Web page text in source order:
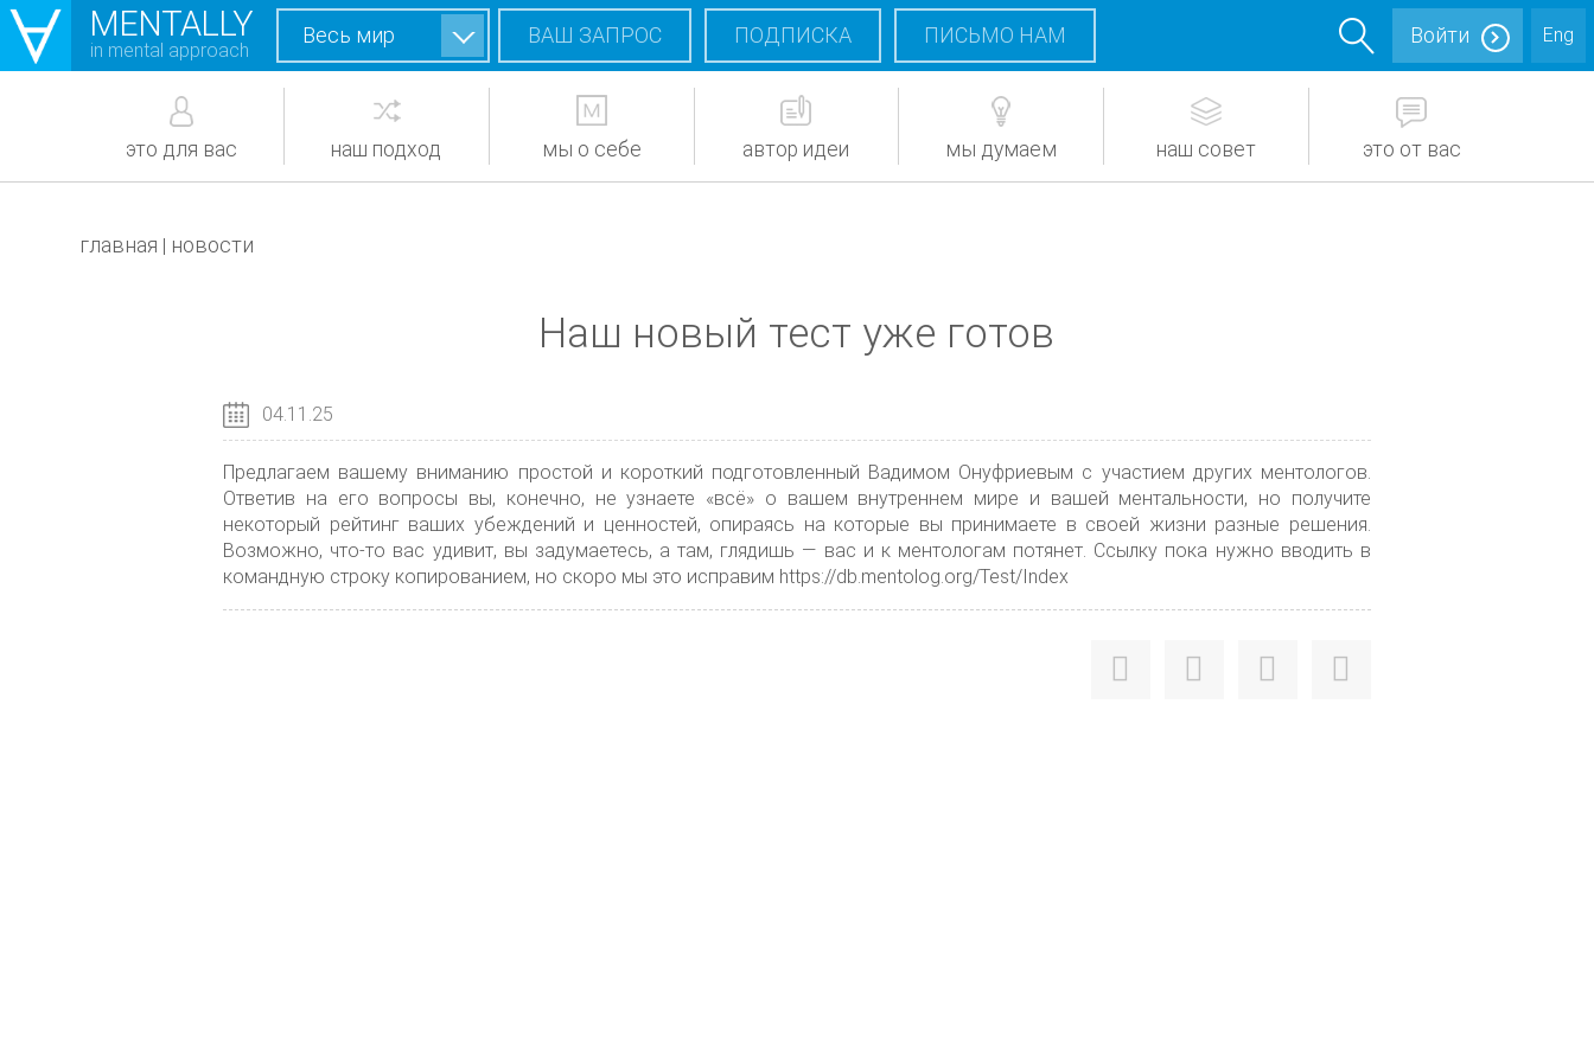
MENTALLY
in mental approach
Весь мир ВАШ ЗАПРОС ПОДПИСКА ПИСЬМО НАМ Eng
Войти
это для вас наш подход мы о себе автор идеи мы думаем наш совет это от вас
главная | новости
Наш новый тест уже готов
04.11.25
Предлагаем вашему вниманию простой и короткий подготовленный Вадимом Онуфриевым с участием других ментологов.
Ответив на его вопросы вы, конечно, не узнаете «всё» о вашем внутреннем мире и вашей ментальности, но получите
некоторый рейтинг ваших убеждений и ценностей, опираясь на которые вы принимаете в своей жизни разные решения.
Возможно, что-то вас удивит, вы задумаетесь, а там, глядишь — вас и к ментологам потянет. Ссылку пока нужно вводить в
командную строку копированием, но скоро мы это исправим https://db.mentolog.org/Test/Index